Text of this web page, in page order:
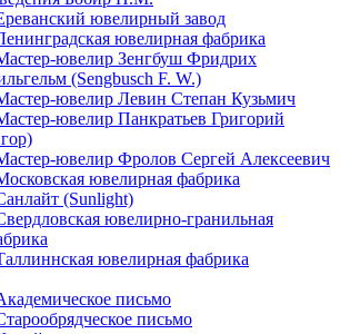
ювелирный завод
ювелирная фабрика
ювелир Зенгбуш Фридрих
(Sengbusch F. W.)
ювелир Левин Степан Кузьмич
ювелир Панкратьев Григорий
ювелир Фролов Сергей Алексеевич
ювелирная фабрика
(Sunlight)
ювелирно-гранильная
ювелирная фабрика
письмо
письмо